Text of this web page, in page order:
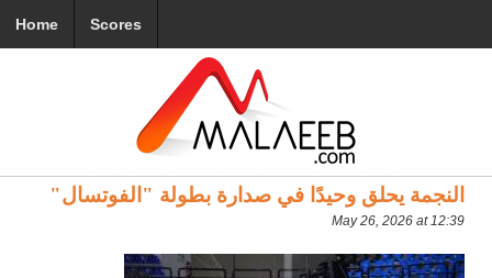
Home Scores
النجمة يحلق وحيدًا في صدارة بطولة "الفوتسال"
May 26, 2026 at 12:39